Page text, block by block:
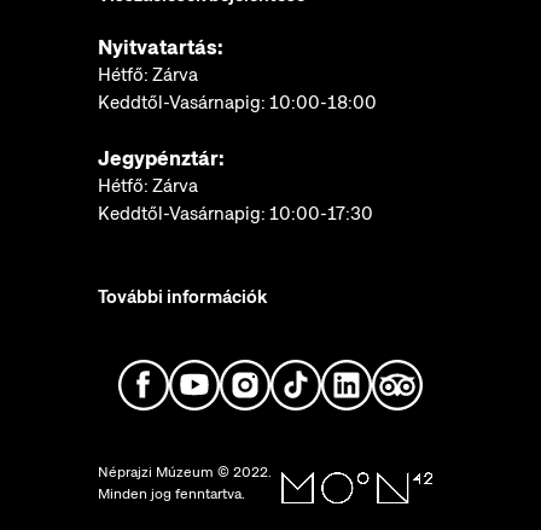
Nyitvatartás:
Hétfő: Zárva
Keddtől-Vasárnapig: 10:00-18:00
Jegypénztár:
Hétfő: Zárva
Keddtől-Vasárnapig: 10:00-17:30
További információk
Néprajzi Múzeum © 2022.
Minden jog fenntartva.